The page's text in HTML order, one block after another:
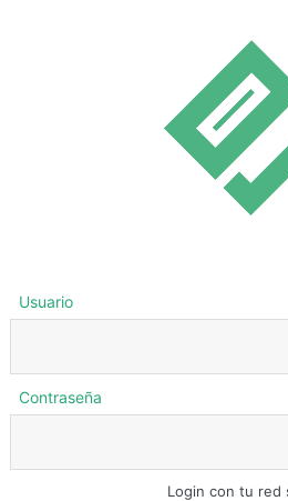
Usuario
Contraseña
Login con tu red